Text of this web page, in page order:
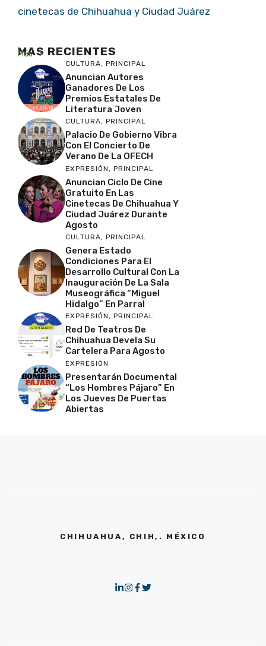
cinetecas de Chihuahua y Ciudad Juárez
MAS RECIENTES
Más
CULTURA, PRINCIPAL
Anuncian Autores
Ganadores De Los
Premios Estatales De
Literatura Joven
CULTURA, PRINCIPAL
Palacio De Gobierno Vibra
Con El Concierto De
Verano De La OFECH
EXPRESIÓN , PRINCIPAL
Anuncian Ciclo De Cine
Gratuito En Las
Cinetecas De Chihuahua Y
Ciudad Juárez Durante
Agosto
CULTURA, PRINCIPAL
Genera Estado
Condiciones Para El
Desarrollo Cultural Con La
Inauguración De La Sala
Museográfica “Miguel
Hidalgo” En Parral
EXPRESIÓN, PRINCIPAL
Red De Teatros De
Chihuahua Devela Su
Cartelera Para Agosto
EXPRESIÓN
Presentarán Documental
“Los Hombres Pájaro” En
Los Jueves De Puertas
Abiertas
CHIHUAHUA, CHIH,. MÉXICO